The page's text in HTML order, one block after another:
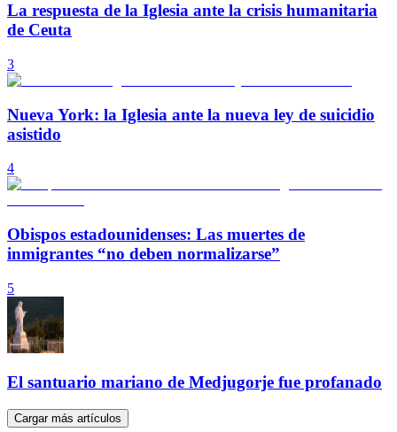
La respuesta de la Iglesia ante la crisis humanitaria
de Ceuta
3
Nueva York: la Iglesia ante la nueva ley de suicidio
asistido
4
Obispos estadounidenses: Las muertes de
inmigrantes “no deben normalizarse”
5
El santuario mariano de Medjugorje fue profanado
Cargar más artículos